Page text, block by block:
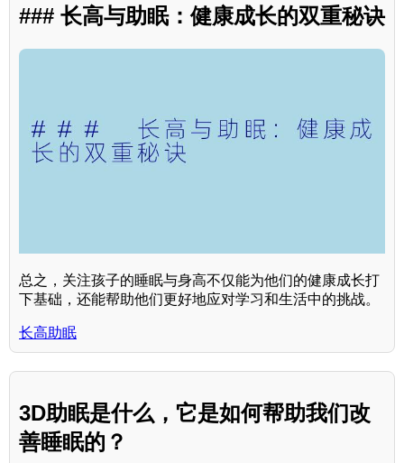
### 长高与助眠：健康成长的双重秘诀
总之，关注孩子的睡眠与身高不仅能为他们的健康成长打
下基础，还能帮助他们更好地应对学习和生活中的挑战。
长高助眠
3D助眠是什么，它是如何帮助我们改
善睡眠的？